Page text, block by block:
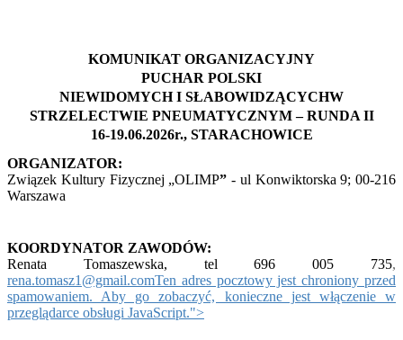
KOMUNIKAT ORGANIZACYJNY
PUCHAR POLSKI
NIEWIDOMYCH I SŁABOWIDZĄCYCHW
STRZELECTWIE PNEUMATYCZNYM – RUNDA II
16-19.06.2026r., STARACHOWICE
ORGANIZATOR:
Związek Kultury Fizycznej „OLIMP” - ul Konwiktorska 9; 00-216
Warszawa
KOORDYNATOR ZAWODÓW:
Renata Tomaszewska, tel 696 005 735,
rena.tomasz1@gmail.comTen adres pocztowy jest chroniony przed
spamowaniem. Aby go zobaczyć, konieczne jest włączenie w
przeglądarce obsługi JavaScript.">